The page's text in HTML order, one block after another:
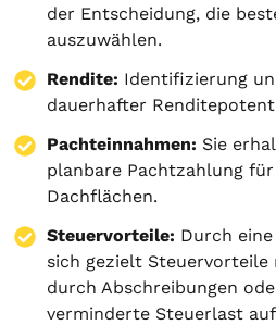
der Entscheidung, die
auszuwählen.
Rendite: Identifizierung
dauerhafter
Pachteinnahmen: Sie
planbare Pachtzahlung
Dachflächen.
Steuervorteile: Durch
sich gezielt Steuervorteile
durch Abschreibungen
verminderte Steuerlast